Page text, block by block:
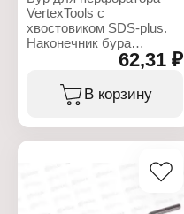
VertexTools с
хвостовиком SDS-plus.
Наконечник бура
сформирован одной
победитовой пластиной
и имеет две режущих
износостойким припоем
что гарантирует высокий
62,31 ₽
В корзину